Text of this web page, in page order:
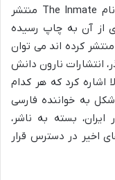
مخاطبان را جلب کند. نسخه اصلی آن با نام The Inmate منتشر
از آن به چاپ رسیده
کرده اند می توان
انتشارات نارون دانش
اشاره کرد که هر کدام
به خواننده فارسی
بسته به ناشر،
اخیر در دسترس قرار